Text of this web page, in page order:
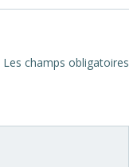
Les champs obligatoires